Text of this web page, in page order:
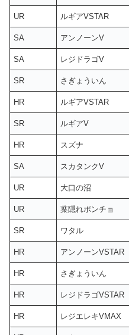
UR ルギアVSTAR
SA アンノーンV
SA レジドラゴV
SR さぎょういん
HR ルギアVSTAR
SR ルギアV
HR スズナ
SA スカタンクV
UR 大口の沼
UR 葉隠れポンチョ
SR ワタル
HR アンノーンVSTAR
HR さぎょういん
HR レジドラゴVSTAR
HR レジエレキVMAX